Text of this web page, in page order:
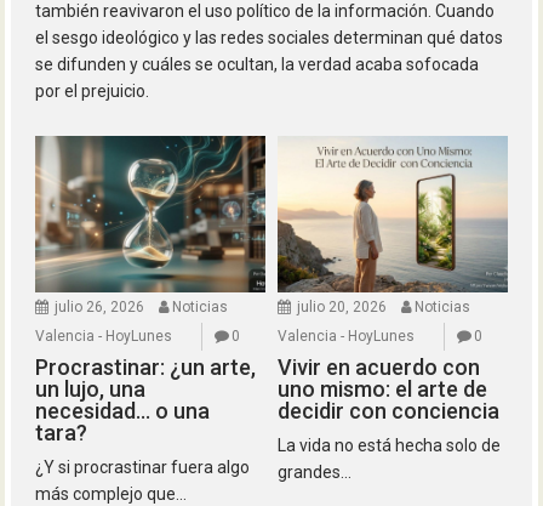
también reavivaron el uso político de la información. Cuando
el sesgo ideológico y las redes sociales determinan qué datos
se difunden y cuáles se ocultan, la verdad acaba sofocada
por el prejuicio.
julio 26, 2026
Noticias
Valencia - HoyLunes
0
Procrastinar: ¿un arte,
un lujo, una
necesidad… o una
tara?
¿Y si procrastinar fuera algo
más complejo que...
julio 20, 2026
Noticias
Valencia - HoyLunes
0
Vivir en acuerdo con
uno mismo: el arte de
decidir con conciencia
La vida no está hecha solo de
grandes...